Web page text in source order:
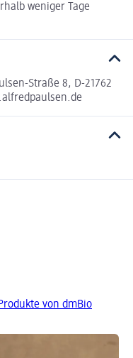
weniger Tage
Straße 8, D-21762
von dmBio